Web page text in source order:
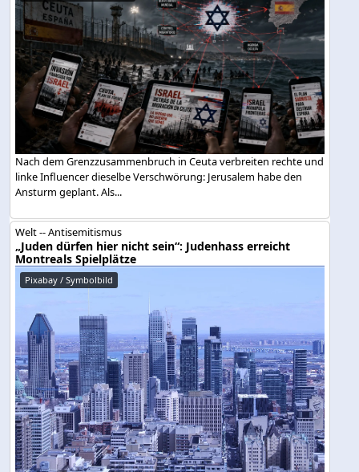
Nach dem Grenzzusammenbruch in Ceuta verbreiten rechte und
linke Influencer dieselbe Verschwörung: Jerusalem habe den
Ansturm geplant. Als...
Welt -- Antisemitismus
„Juden dürfen hier nicht sein“: Judenhass erreicht
Montreals Spielplätze
Pixabay / Symbolbild